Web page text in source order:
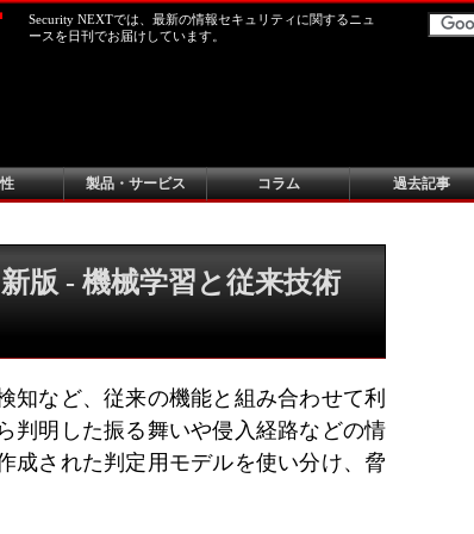
Security NEXTでは、最新の情報セキュリティに関するニュ
ースを日刊でお届けしています。
製品・サービス コラム 過去記事
版 - 機械学習と従来技術
知など、従来の機能と組み合わせて利
判明した振る舞いや侵入経路などの情
成された判定用モデルを使い分け、脅